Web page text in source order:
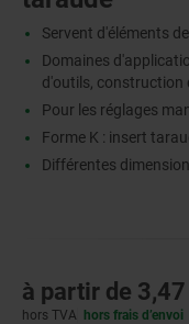
Servent d'éléments
Domaines
d'outils,
Pour les réglages
Forme K : insert
Différentes
à partir de 3,47
hors TVA hors frais d’envoi